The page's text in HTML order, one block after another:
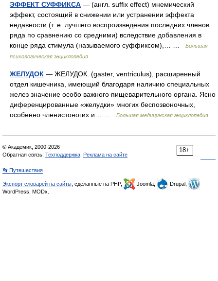
ЭФФЕКТ СУФФИКСА — (англ. suffix effect) мнемический
эффект, состоящий в снижении или устранении эффекта
недавности (т. е. лучшего воспроизведения последних членов
ряда по сравнению со средними) вследствие добавления в
конце ряда стимула (называемого суффиксом),… …
Большая
психологическая энциклопедия
ЖЕЛУДОК — ЖЕЛУДОК. (gaster, ventriculus), расширенный
отдел кишечника, имеющий благодаря наличию специальных
желез значение особо важного пищеварительного органа. Ясно
диференцированные «желудки» многих беспозвоночных,
особенно членистоногих и… …
Большая медицинская энциклопедия
18+
© Академик, 2000-2026
Обратная связь: Техподдержка Реклама на сайте
👣 Путешествия
Экспорт словарей на сайты , сделанные на PHP, Joomla,
Drupal,
WordPress, MODx.